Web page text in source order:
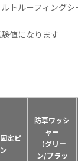
トルーフィングシ
値になります
定ピ
ン
防草ワッシ
ャー
（グリー
ン/ブラッ